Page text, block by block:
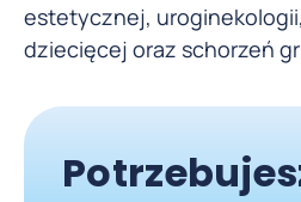
estetycznej,
dziecięcej oraz schorzeń